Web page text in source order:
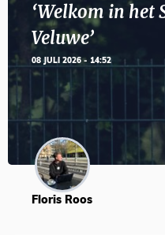
‘Welkom in het
Veluwe’
08 JULI 2026 - 14:52
Floris Roos